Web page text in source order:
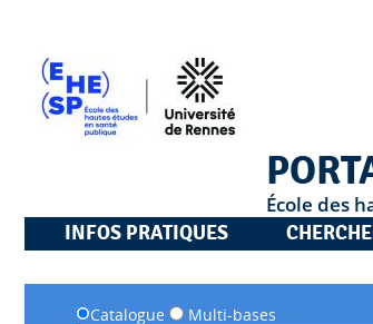
École des
INFOS PRATIQUES
Catalogue Multi-bases